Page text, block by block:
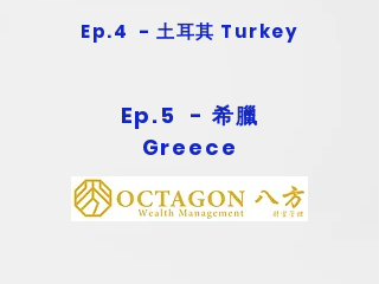
Ep.4 - 土耳其 Turkey
Ep.5 - 希臘
Greece